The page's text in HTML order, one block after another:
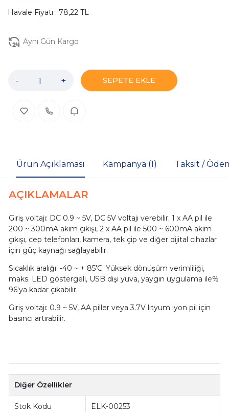
Havale Fiyatı : 78,22 TL
Aynı Gün Kargo
- + SEPETE EKLE
Ürün Açıklaması Kampanya (1) Taksit /
AÇIKLAMALAR
Giriş voltajı: DC 0.9 ~ 5V, DC 5V voltajı verebilir; 1 x AA pil ile
200 ~ 300mA akım çıkışı, 2 x AA pil ile 500 ~ 600mA akım
çıkışı, cep telefonları, kamera, tek çip ve diğer dijital cihazlar
için güç kaynağı sağlayabilir.
Sıcaklık aralığı: -40 ~ + 85'C; Yüksek dönüşüm verimliliği,
maks. LED göstergeli, USB dişi yuva, yaygın uygulama ile%
96'ya kadar çıkabilir.
Giriş voltajı: 0.9 ~ 5V, AA piller veya 3.7V lityum iyon pil için
basıncı artırabilir.
Diğer Özellikler
Stok Kodu ELK-00253